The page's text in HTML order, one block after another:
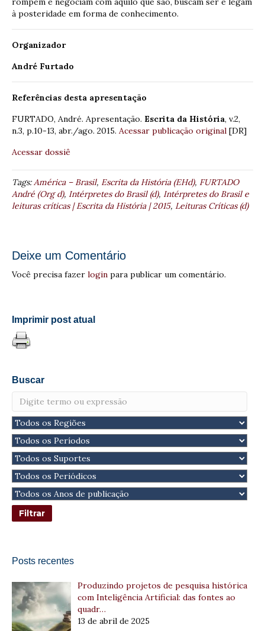
à posteridade em forma de conhecimento.
Organizador
André Furtado
Referências desta apresentação
FURTADO, André. Apresentação. Escrita da História, v.2,
n.3, p.10-13, abr./ago. 2015. Acessar publicação original [DR]
Acessar dossiê
Tags:América – Brasil, Escrita da História (EHd), FURTADO
André (Org d), Intérpretes do Brasil (d), Intérpretes do Brasil e
leituras críticas | Escrita da História | 2015, Leituras Críticas (d)
Deixe um Comentário
Você precisa fazer login para publicar um comentário.
Imprimir post atual
Buscar
Posts recentes
Produzindo projetos de pesquisa histórica
com Inteligência Artificial: das fontes ao
quadr…
13 de abril de 2025